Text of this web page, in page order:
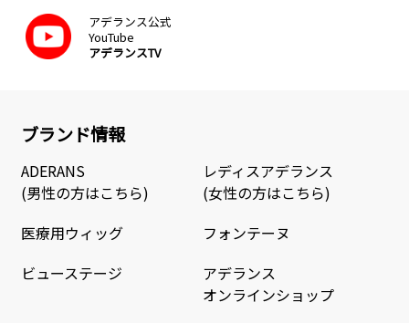
アデランス公式
YouTube
アデランスTV
ブランド情報
ADERANS
(男性の方はこちら)
レディスアデランス
(女性の方はこちら)
医療用ウィッグ
フォンテーヌ
ビューステージ
アデランス
オンラインショップ